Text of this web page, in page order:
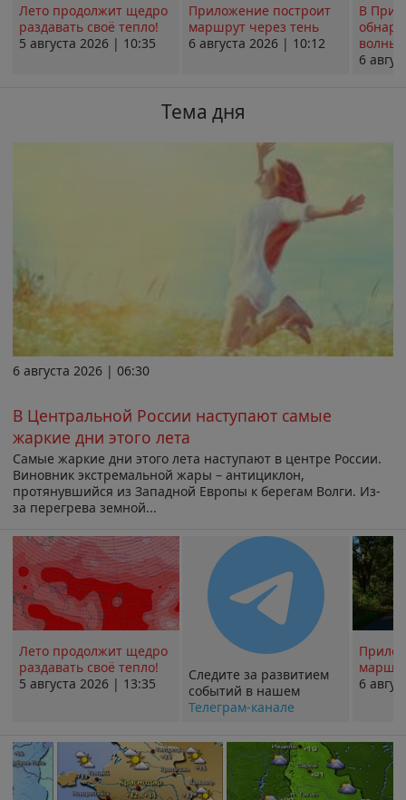
Лето продолжит щедро
раздавать своё тепло!
5 августа 2026 | 10:35
Приложение построит
маршрут через тень
6 августа 2026 | 10:12
В
волны
6
Тема дня
6 августа 2026 | 06:30
В Центральной России наступают самые
жаркие дни этого лета
Самые жаркие дни этого лета наступают в центре России.
Виновник экстремальной жары – антициклон,
протянувшийся из Западной Европы к берегам Волги. Из-
за перегрева земной...
Лето продолжит щедро
раздавать своё тепло!
5 августа 2026 | 13:35
Следите за развитием
событий в нашем
Телеграм-канале
6